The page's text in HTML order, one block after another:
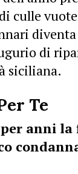
culle
di
siciliana.
Te
anni la